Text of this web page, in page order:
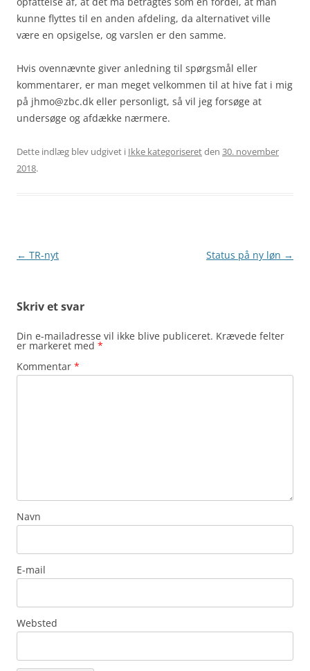
kunne flyttes til en anden afdeling, da alternativet ville
være en opsigelse, og varslen er den samme.
Hvis ovennævnte giver anledning til spørgsmål eller
kommentarer, er man meget velkommen til at hive fat i mig
på jhmo@zbc.dk eller personligt, så vil jeg forsøge at
undersøge og afdække nærmere.
Dette indlæg blev udgivet i Ikke kategoriseretden 30. november
2018.
Indlægsnavigation
← TR-nyt Status på ny løn →
Skriv et svar
Din e-mailadresse vil ikke blive publiceret. Krævede felter
er markeret med *
Kommentar *
Navn
E-mail
Websted